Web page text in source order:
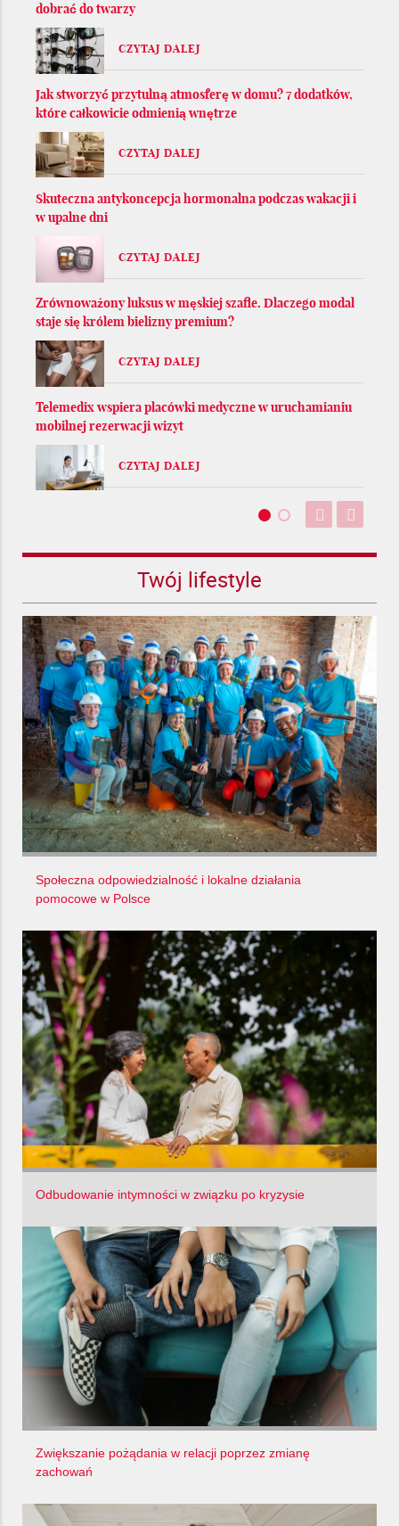
dobrać do twarzy
CZYTAJ DALEJ
Jak stworzyć przytulną atmosferę w domu? 7 dodatków,
które całkowicie odmienią wnętrze
CZYTAJ DALEJ
Skuteczna antykoncepcja hormonalna podczas wakacji i
w upalne dni
CZYTAJ DALEJ
Zrównoważony luksus w męskiej szafie. Dlaczego modal
staje się królem bielizny premium?
CZYTAJ DALEJ
Telemedix wspiera placówki medyczne w uruchamianiu
mobilnej rezerwacji wizyt
CZYTAJ DALEJ
Twój lifestyle
Społeczna odpowiedzialność i lokalne działania
pomocowe w Polsce
Odbudowanie intymności w związku po kryzysie
Zwiększanie pożądania w relacji poprzez zmianę
zachowań